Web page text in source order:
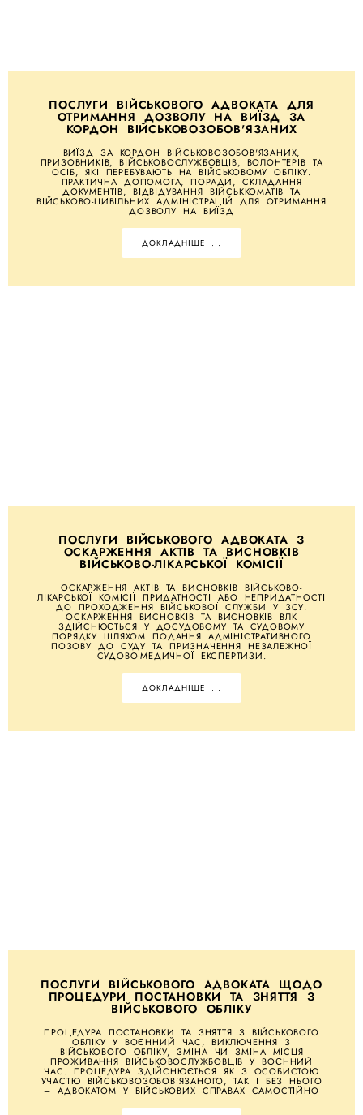
ПОСЛУГИ ВІЙСЬКОВОГО АДВОКАТА ДЛЯ
ОТРИМАННЯ ДОЗВОЛУ НА ВИЇЗД ЗА
КОРДОН ВІЙСЬКОВОЗОБОВ'ЯЗАНИХ
ВИЇЗД ЗА КОРДОН ВІЙСЬКОВОЗОБОВ'ЯЗАНИХ,
ПРИЗОВНИКІВ, ВІЙСЬКОВОСЛУЖБОВЦІВ, ВОЛОНТЕРІВ ТА
ОСІБ, ЯКІ ПЕРЕБУВАЮТЬ НА ВІЙСЬКОВОМУ ОБЛІКУ.
ПРАКТИЧНА ДОПОМОГА, ПОРАДИ, СКЛАДАННЯ
ДОКУМЕНТІВ, ВІДВІДУВАННЯ ВІЙСЬККОМАТІВ ТА
ВІЙСЬКОВО-ЦИВІЛЬНИХ АДМІНІСТРАЦІЙ ДЛЯ ОТРИМАННЯ
ДОЗВОЛУ НА ВИЇЗД
ДОКЛАДНІШЕ ...
ПОСЛУГИ ВІЙСЬКОВОГО АДВОКАТА З
ОСКАРЖЕННЯ АКТІВ ТА ВИСНОВКІВ
ВІЙСЬКОВО-ЛІКАРСЬКОЇ КОМІСІЇ
ОСКАРЖЕННЯ АКТІВ ТА ВИСНОВКІВ ВІЙСЬКОВО-
ЛІКАРСЬКОЇ КОМІСІЇ ПРИДАТНОСТІ АБО НЕПРИДАТНОСТІ
ДО ПРОХОДЖЕННЯ ВІЙСЬКОВОЇ СЛУЖБИ У ЗСУ.
ОСКАРЖЕННЯ ВИСНОВКІВ ТА ВИСНОВКІВ ВЛК
ЗДІЙСНЮЄТЬСЯ У ДОСУДОВОМУ ТА СУДОВОМУ
ПОРЯДКУ ШЛЯХОМ ПОДАННЯ АДМІНІСТРАТИВНОГО
ПОЗОВУ ДО СУДУ ТА ПРИЗНАЧЕННЯ НЕЗАЛЕЖНОЇ
СУДОВО-МЕДИЧНОЇ ЕКСПЕРТИЗИ.
ДОКЛАДНІШЕ ...
ПОСЛУГИ ВІЙСЬКОВОГО АДВОКАТА ЩОДО
ПРОЦЕДУРИ ПОСТАНОВКИ ТА ЗНЯТТЯ З
ВІЙСЬКОВОГО ОБЛІКУ
ПРОЦЕДУРА ПОСТАНОВКИ ТА ЗНЯТТЯ З ВІЙСЬКОВОГО
ОБЛІКУ У ВОЄННИЙ ЧАС, ВИКЛЮЧЕННЯ З
ВІЙСЬКОВОГО ОБЛІКУ, ЗМІНА ЧИ ЗМІНА МІСЦЯ
ПРОЖИВАННЯ ВІЙСЬКОВОСЛУЖБОВЦІВ У ВОЄННИЙ
ЧАС. ПРОЦЕДУРА ЗДІЙСНЮЄТЬСЯ ЯК З ОСОБИСТОЮ
УЧАСТЮ ВІЙСЬКОВОЗОБОВ'ЯЗАНОГО, ТАК І БЕЗ НЬОГО
– АДВОКАТОМ У ВІЙСЬКОВИХ СПРАВАХ САМОСТІЙНО